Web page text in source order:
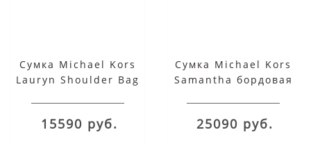
Сумка Michael Kors
Lauryn Shoulder Bag
15590 руб.
Сумка Michael Kors
Samantha бордовая
25090 руб.